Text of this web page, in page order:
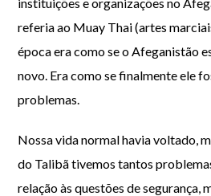
referia ao Muay Thai (artes
época era como se o Afeganistão
novo. Era como se finalmente ele
problemas.
Nossa vida normal havia voltado,
do Talibã tivemos tantos
relação às questões de segurança,